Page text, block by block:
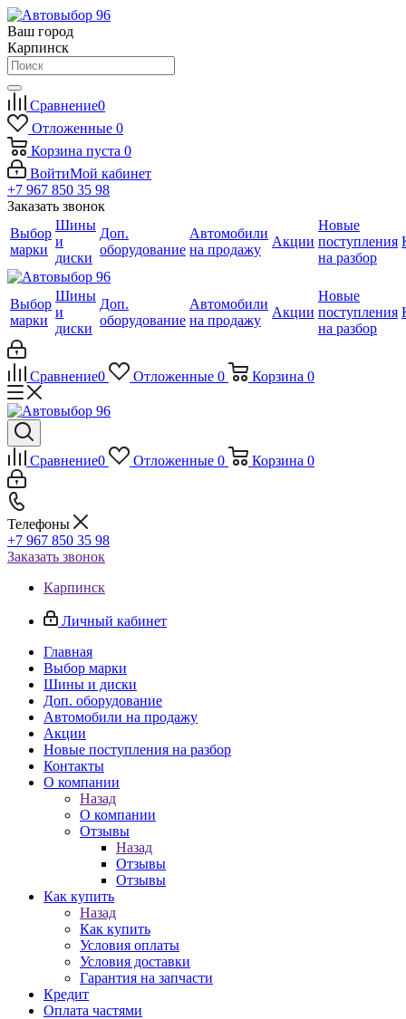
Ваш город
Карпинск
Сравнение0
Отложенные 0
Корзина пуста 0
ВойтиМой кабинет
+7 967 850 35 98
Заказать звонок
Выбор
марки
Шины
и
диски
Доп.
оборудование
Автомобили
на продажу
Акции
Новые
поступления
на разбор
Выбор
марки
Шины
и
диски
Доп.
оборудование
Автомобили
на продажу
Акции
Новые
поступления
на разбор
Сравнение0 Отложенные 0 Корзина 0
Сравнение0 Отложенные 0 Корзина 0
Телефоны
+7 967 850 35 98
Заказать звонок
Карпинск
Личный кабинет
Главная
Выбор марки
Шины и диски
Доп. оборудование
Автомобили на продажу
Акции
Новые поступления на разбор
Контакты
О компании
Назад
О компании
Отзывы
Назад
Отзывы
Отзывы
Как купить
Назад
Как купить
Условия оплаты
Условия доставки
Гарантия на запчасти
Кредит
Оплата частями